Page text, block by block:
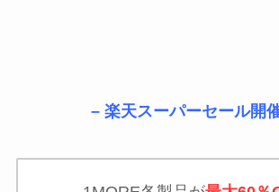
– 楽天スーパーセール開